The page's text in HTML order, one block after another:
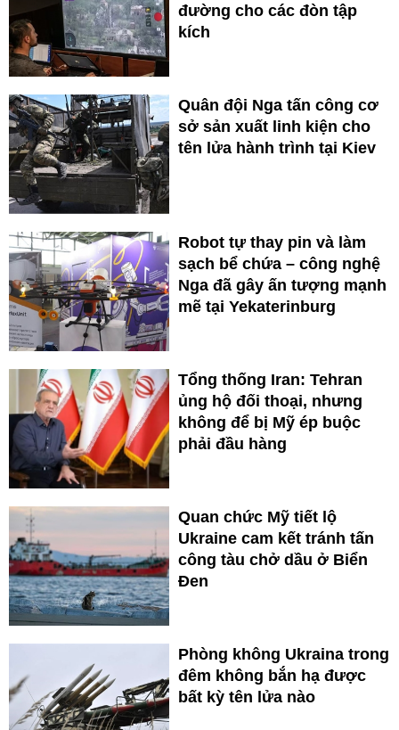
đường cho các đòn tập
kích
Quân đội Nga tấn công cơ
sở sản xuất linh kiện cho
tên lửa hành trình tại Kiev
Robot tự thay pin và làm
sạch bể chứa – công nghệ
Nga đã gây ấn tượng mạnh
mẽ tại Yekaterinburg
Tổng thống Iran: Tehran
ủng hộ đối thoại, nhưng
không để bị Mỹ ép buộc
phải đầu hàng
Quan chức Mỹ tiết lộ
Ukraine cam kết tránh tấn
công tàu chở dầu ở Biển
Đen
Phòng không Ukraina trong
đêm không bắn hạ được
bất kỳ tên lửa nào